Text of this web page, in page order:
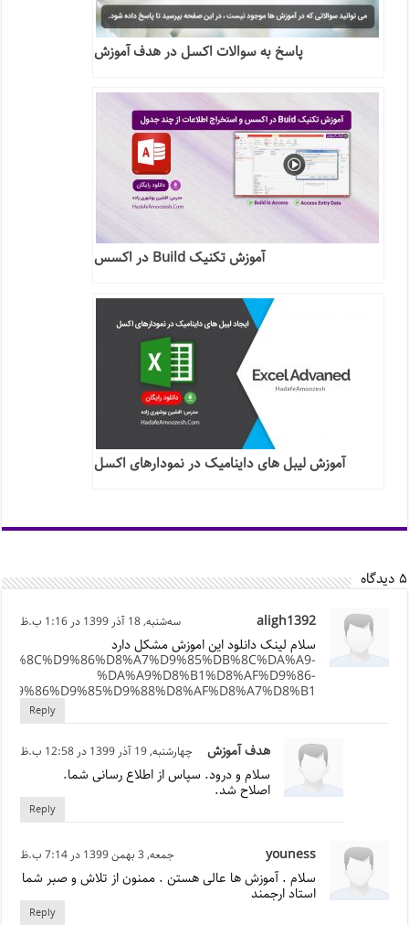
پاسخ به سوالات اکسل در هدف آموزش
آموزش تکنیک Build در اکسس
آموزش لیبل های داینامیک در نمودارهای اکسل
۵ دیدگاه
aligh1392 سه‌شنبه, 18 آذر 1399 در 1:16 ب.ظ
سلام لینک دانلود این اموزش مشکل دارد
%DA%A9%D8%B1%D8%AF%D9%86-
Reply
هدف آموزش چهارشنبه, 19 آذر 1399 در 12:58 ب.ظ
سلام و درود. سپاس از اطلاع رسانی شما.
اصلاح شد.
Reply
youness جمعه, 3 بهمن 1399 در 7:14 ب.ظ
سلام . آموزش ها عالی هستن . ممنون از تلاش و صبر شما
استاد ارجمند
Reply